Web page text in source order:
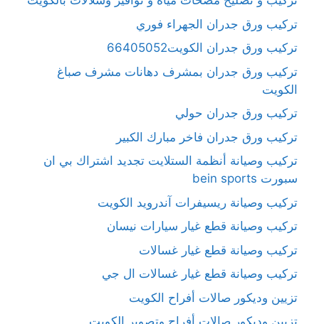
تركيب ورق جدران الجهراء فوري
تركيب ورق جدران الكويت66405052
تركيب ورق جدران بمشرف دهانات مشرف صباغ
الكويت
تركيب ورق جدران حولي
تركيب ورق جدران فاخر مبارك الكبير
تركيب وصيانة أنظمة الستلايت تجديد اشتراك بي ان
سبورت bein sports
تركيب وصيانة ريسيفرات آندرويد الكويت
تركيب وصيانة قطع غيار سيارات نيسان
تركيب وصيانة قطع غيار غسالات
تركيب وصيانة قطع غيار غسالات ال جي
تزيين وديكور صالات أفراح الكويت